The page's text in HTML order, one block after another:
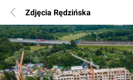
Zdjęcia Rędzińska